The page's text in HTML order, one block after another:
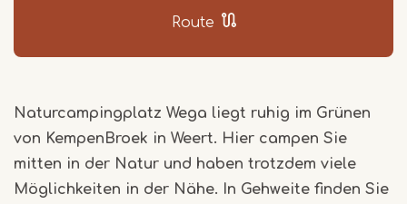
Route
Naturcampingplatz Wega liegt ruhig im Grünen
von KempenBroek in Weert. Hier campen Sie
mitten in der Natur und haben trotzdem viele
Möglichkeiten in der Nähe. In Gehweite finden Sie